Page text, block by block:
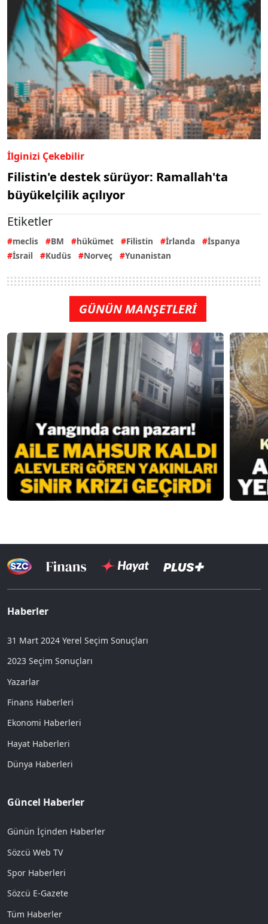
İlginizi Çekebilir
Filistin'e destek sürüyor: Ramallah'ta
büyükelçilik açılıyor
Etiketler
meclis BM hükümet Filistin İrlanda
İspanya
İsrail
Kudüs Norveç Yunanistan
GÜNÜN MANŞETLERİ
Haberler
31 Mart 2024 Yerel Seçim Sonuçları
2023 Seçim Sonuçları
Yazarlar
Finans Haberleri
Ekonomi Haberleri
Hayat Haberleri
Dünya Haberleri
Güncel Haberler
Günün İçinden Haberler
Sözcü Web TV
Spor Haberleri
Sözcü E-Gazete
Tüm Haberler